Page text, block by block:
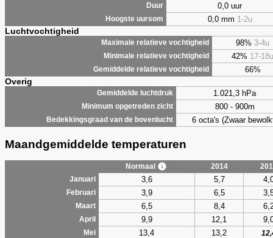
Duur 0,0 uur
Hoogste uursom 0,0 mm 1-2u
Luchtvochtigheid
Maximale relatieve vochtigheid 98% 3-4u
Minimale relatieve vochtigheid 42% 17-18u
Gemiddelde relatieve vochtigheid 66%
Overig
Gemiddelde luchtdruk 1.021,3 hPa
Minimum opgetreden zicht 800 - 900m
Bedekkingsgraad van de bovenlucht 6 octa's (Zwaar
Maandgemiddelde temperaturen
Normaal 2014
Januari
3,6 5,7
Februari 3,9 6,5
Maart 6,5 8,4
April 9,9 12,1
Mei 13,4 13,2